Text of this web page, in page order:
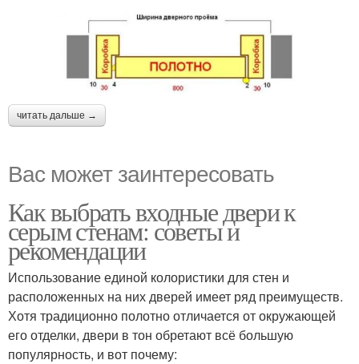
читать дальше →
Вас может заинтересовать
Как выбрать входные двери к
серым стенам: советы и
рекомендации
Использование единой колористики для стен и
расположенных на них дверей имеет ряд преимуществ.
Хотя традиционно полотно отличается от окружающей
его отделки, двери в тон обретают всё большую
популярность, и вот почему: